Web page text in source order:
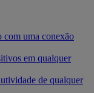
com uma conexão
em qualquer
de qualquer